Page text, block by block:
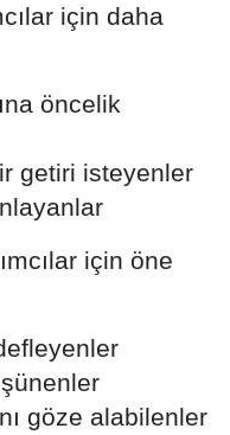
için daha
öncelik
getiri isteyenler
için öne
göze alabilenler